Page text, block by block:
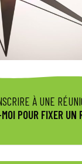
À UNE
POUR FIXER UN